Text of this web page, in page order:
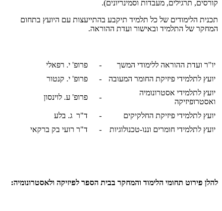
קורסים, תרגילים, מעבדות וסמינריונים).
תכנית הלימודים של כל תלמיד תיקבע בהתייעצות עם היועץ בתחום
המחקר של התלמיד ובאישור ועדת ההוראה.
יו"ר ועדת ההוראה ללימודי המשך -
פרופ' י. רפאלי
יועץ לתלמידי פיזיקת החומר המעובה
-
פרופ' י. קנטור
יועץ לתלמידי אסטרונומיה
ואסטרופיזיקה
- פרופ' ע. לוינסון
יועץ לתלמידי פיזיקת החלקיקים -
ד"ר ג. בלע
יועץ לתלמידי חומרים וננו-טכנולוגיות
- ד"ר רועי בק ברקאי
להלן פירוט תחומי הלימוד והמחקר בבית הספר לפיזיקה ולאסטרונומיה: